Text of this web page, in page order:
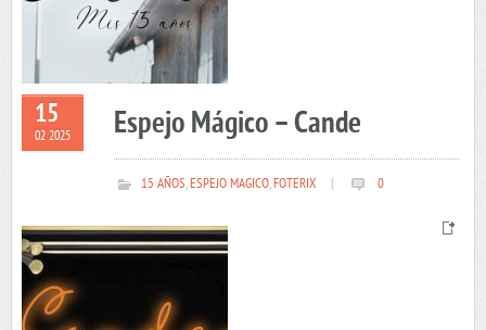
15
02 2025 Espejo Mágico – Cande
15 AÑOS,ESPEJO MAGICO,FOTERIX 0